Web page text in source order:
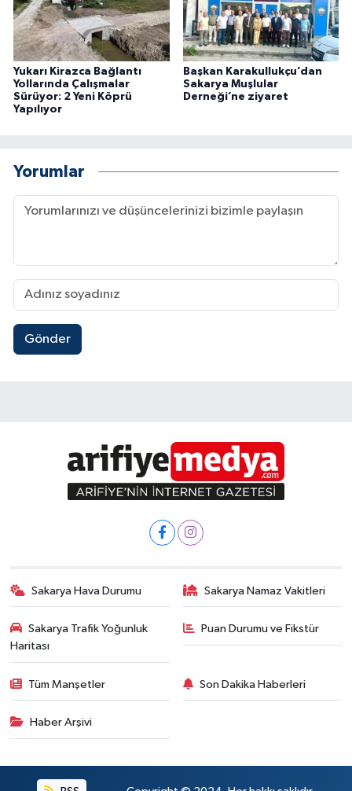
Yukarı Kirazca Bağlantı
Yollarında Çalışmalar
Sürüyor: 2 Yeni Köprü
Yapılıyor
Başkan Karakullukçu’dan
Sakarya Muşlular
Derneği’ne ziyaret
Yorumlar
Gönder
Sakarya Hava Durumu Sakarya Namaz Vakitleri
Sakarya Trafik Yoğunluk
Haritası
Puan Durumu ve Fikstür
Tüm Manşetler Son Dakika Haberleri
Haber Arşivi